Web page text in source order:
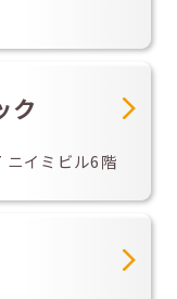
ク
イミビル6階